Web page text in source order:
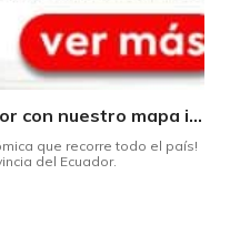
Descubra el sabor de Ecuador con nuestro mapa interactivo de recetas
que recorre todo el país!
del Ecuador.